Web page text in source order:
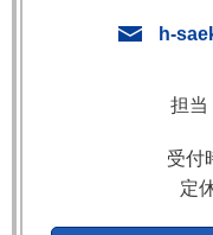
h-
担当
受付
定